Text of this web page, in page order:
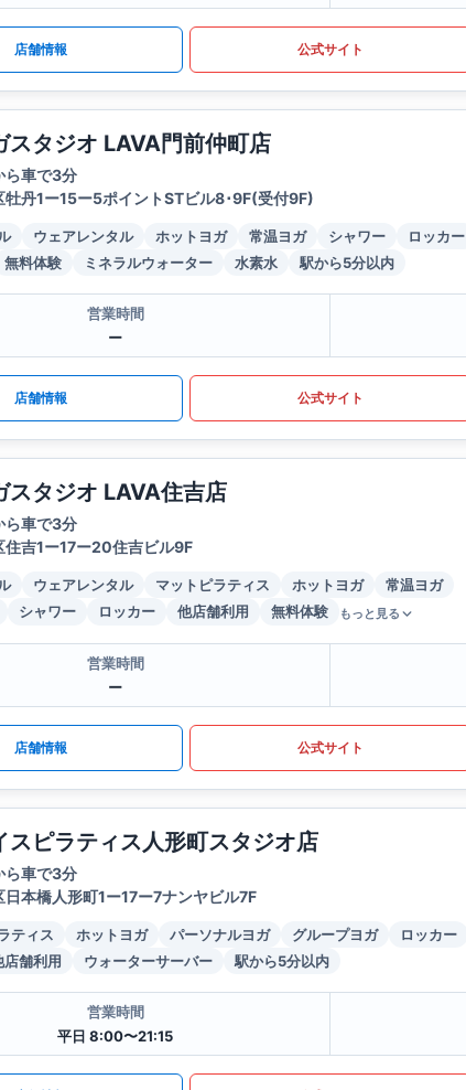
店舗情報 公式サイト
スタジオ LAVA門前仲町店
ら車で3分
牡丹1ー15ー5ポイントSTビル8･9F(受付9F)
ウェアレンタル ホットヨガ 常温ヨガ シャワー
ロッカー
無料体験 ミネラルウォーター 水素水 駅から5分以内
営業時間
ー
店舗情報 公式サイト
スタジオ LAVA住吉店
ら車で3分
住吉1ー17ー20住吉ビル9F
ウェアレンタル マットピラティス ホットヨガ
常温ヨガ
シャワー ロッカー 他店舗利用 無料体験 もっと見る
営業時間
ー
店舗情報 公式サイト
スピラティス人形町スタジオ店
ら車で3分
日本橋人形町1ー17ー7ナンヤビル7F
ティス ホットヨガ パーソナルヨガ グループヨガ
ロッカー
店舗利用 ウォーターサーバー 駅から5分以内
営業時間
平日 8:00〜21:15